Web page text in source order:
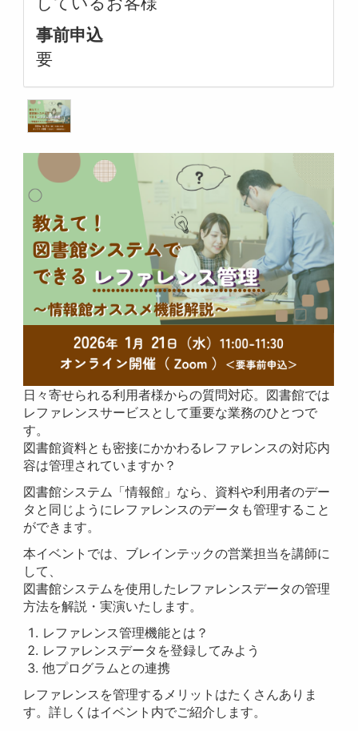
事前申込
要
日々寄せられる利用者様からの質問対応。図書館では
レファレンスサービスとして重要な業務のひとつで
す。
図書館資料とも密接にかかわるレファレンスの対応内
容は管理されていますか？
図書館システム「情報館」なら、資料や利用者のデー
タと同じようにレファレンスのデータも管理すること
ができます。
本イベントでは、ブレインテックの営業担当を講師に
して、
図書館システムを使用したレファレンスデータの管理
方法を解説・実演いたします。
レファレンス管理機能とは？
レファレンスデータを登録してみよう
他プログラムとの連携
レファレンスを管理するメリットはたくさんありま
す。詳しくはイベント内でご紹介します。